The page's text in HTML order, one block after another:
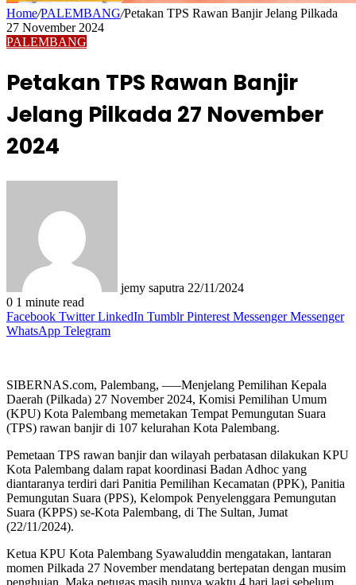
Home/PALEMBANG/Petakan TPS Rawan Banjir Jelang Pilkada
27 November 2024
PALEMBANG
Petakan TPS Rawan Banjir
Jelang Pilkada 27 November
2024
jemy saputra 22/11/2024
0 1 minute read
Facebook Twitter LinkedIn Tumblr Pinterest Messenger Messenger
WhatsApp Telegram
SIBERNAS.com, Palembang, —–Menjelang Pemilihan Kepala
Daerah (Pilkada) 27 November 2024, Komisi Pemilihan Umum
(KPU) Kota Palembang memetakan Tempat Pemungutan Suara
(TPS) rawan banjir di 107 kelurahan Kota Palembang.
Pemetaan TPS rawan banjir dan wilayah perbatasan dilakukan KPU
Kota Palembang dalam rapat koordinasi Badan Adhoc yang
diantaranya terdiri dari Panitia Pemilihan Kecamatan (PPK), Panitia
Pemungutan Suara (PPS), Kelompok Penyelenggara Pemungutan
Suara (KPPS) se-Kota Palembang, di The Sultan, Jumat
(22/11/2024).
Ketua KPU Kota Palembang Syawaluddin mengatakan, lantaran
momen Pilkada 27 November mendatang bertepatan dengan musim
penghujan. Maka petugas masih punya waktu 4 hari lagi sebelum